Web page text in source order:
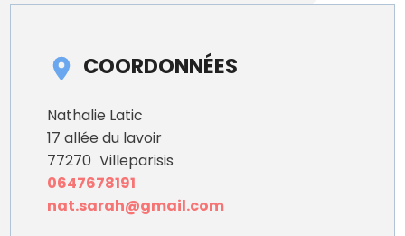
COORDONNÉES
Nathalie Latic
17 allée du lavoir
77270 Villeparisis
0647678191
nat.sarah@gmail.com